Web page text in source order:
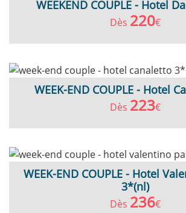
WEEKEND COUPLE - Hotel
Dès 220€
WEEK-END COUPLE - Hotel
Dès 223€
WEEK-END COUPLE - Hotel
3*(nl)
Dès 236€